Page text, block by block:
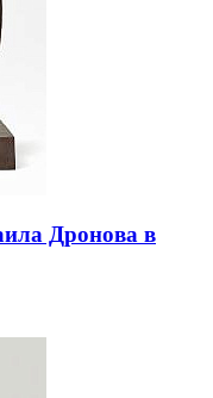
Дронова в